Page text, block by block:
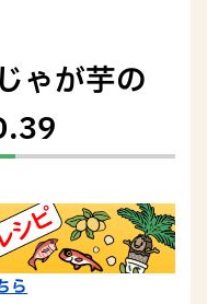
ゃが芋の
ら